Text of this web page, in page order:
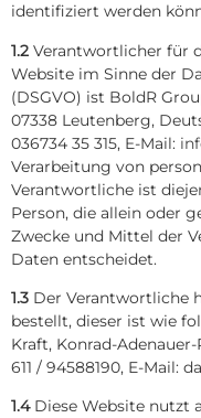
identifiziert werden
1.2 Verantwortlicher für
Website im Sinne der
(DSGVO) ist BoldR
07338 Leutenberg,
036734 35 315, E-Mail:
Verarbeitung von
Verantwortliche ist
Person, die allein oder
Zwecke und Mittel der
Daten entscheidet.
1.3 Der Verantwortliche
bestellt, dieser ist wie
Kraft, Konrad-Adenauer-
611 / 94588190, E-Mail:
1.4Diese Website nutzt